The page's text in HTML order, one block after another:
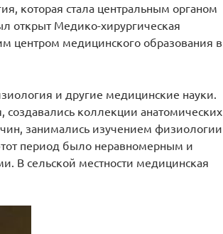
которая стала центральным органом
открыт Медико-хирургическая
центром медицинского образования в
и другие медицинские науки.
коллекции анатомических
занимались изучением физиологии
период было неравномерным и
В сельской местности медицинская